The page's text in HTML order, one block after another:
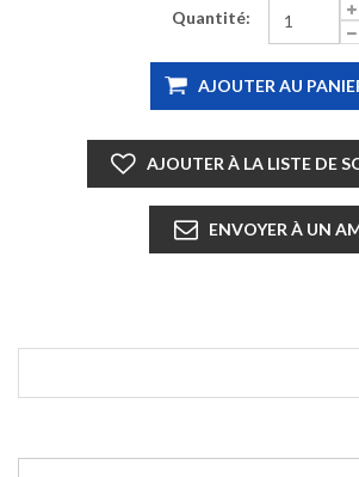
Quantité:
AJOUTER AU
AJOUTER À LA LISTE DE
ENVOYER À UN